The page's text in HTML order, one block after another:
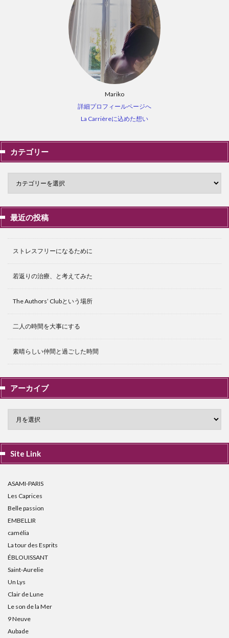
Mariko
詳細プロフィールページへ
La Carrièreに込めた想い
カテゴリー
最近の投稿
ストレスフリーになるために
若返りの治療、と考えてみた
The Authors’ Clubという場所
二人の時間を大事にする
素晴らしい仲間と過ごした時間
アーカイブ
Site Link
ASAMI-PARIS
Les Caprices
Belle passion
EMBELLIR
camélia
La tour des Esprits
ÉBLOUISSANT
Saint-Aurelie
Un Lys
Clair de Lune
Le son de la Mer
9 Neuve
Aubade